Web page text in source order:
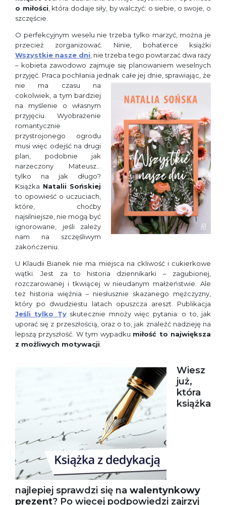
o miłości, która dodaje siły, by walczyć: o siebie, o swoje, o
szczęście.
O perfekcyjnym weselu nie trzeba tylko marzyć, można je
przecież zorganizować. Ninie, bohaterce książki
Wszystkie nasze dni, nie trzeba tego powtarzać dwa razy
– kobieta zawodowo zajmuje się planowaniem weselnych
przyjęć. Praca pochłania jednak całe jej dnie, sprawiając, że
nie ma czasu na
cokolwiek, a tym bardziej
na myślenie o własnym
przyjęciu. Wyobrażenie
romantycznie
przystrojonego ogrodu
musi więc odejść na drugi
plan, podobnie jak
narzeczony Mateusz…
tylko na jak długo?
Książka Natalii Sońskiej
to opowieść o uczuciach,
które, choćby
najsilniejsze, nie mogą być
ignorowane, jeśli zależy
nam na szczęśliwym
zakończeniu.
U Klaudii Bianek nie ma miejsca na ckliwość i cukierkowe
wątki. Jest za to historia dziennikarki – zagubionej,
rozczarowanej i tkwiącej w nieudanym małżeństwie. Ale
też historia więźnia – niesłusznie skazanego mężczyzny,
który po dwudziestu latach opuszcza areszt. Publikacja
Jeśli tylko Tyskutecznie mnoży więc pytania: o to, jak
uporać się z przeszłością, oraz o to, jak znaleźć nadzieję na
lepszą przyszłość. W tym wypadku miłość to największa
z możliwych motywacji.
Wiesz
już,
która
książka
najlepiej sprawdzi się na walentynkowy
prezent? Po więcej podpowiedzi zajrzyj